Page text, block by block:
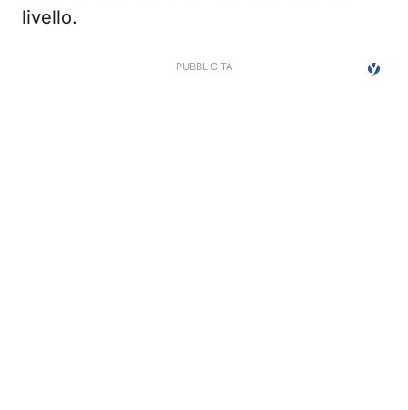
livello.